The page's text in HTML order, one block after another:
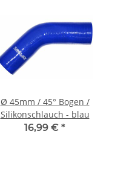
Ø 45mm / 45° Bogen /
Silikonschlauch - blau
16,99 € *